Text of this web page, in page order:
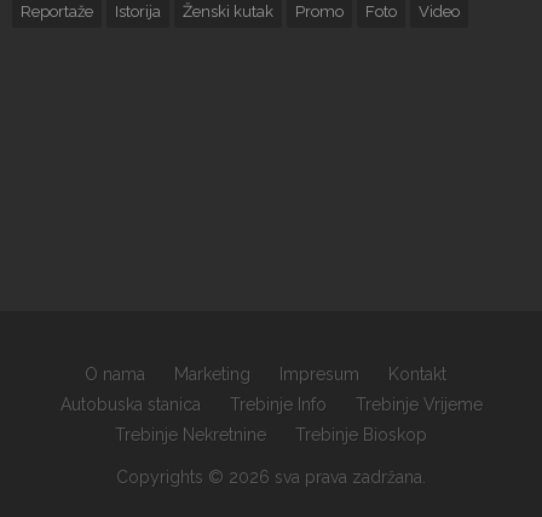
Reportaže Istorija Ženski kutak Promo Foto Video
O nama Marketing Impresum
Kontakt
Autobuska stanica
Trebinje Info
Trebinje Vrijeme
Trebinje Nekretnine
Trebinje Bioskop
Copyrights © 2026 sva prava zadržana.